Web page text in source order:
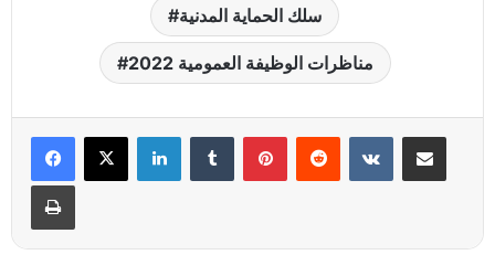
سلك الحماية المدنية
مناظرات الوظيفة العمومية 2022
LinkedinTumblr PinterestReddit VKontaktePartager par email
Imprimer